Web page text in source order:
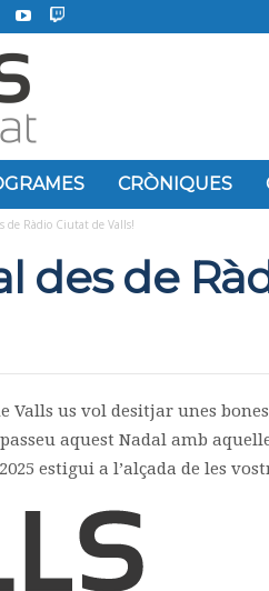
CRÒNIQUES
de Ràdio Ciutat de Valls!
des de
Valls us vol desitjar unes
aquest Nadal amb
estigui a l’alçada de les